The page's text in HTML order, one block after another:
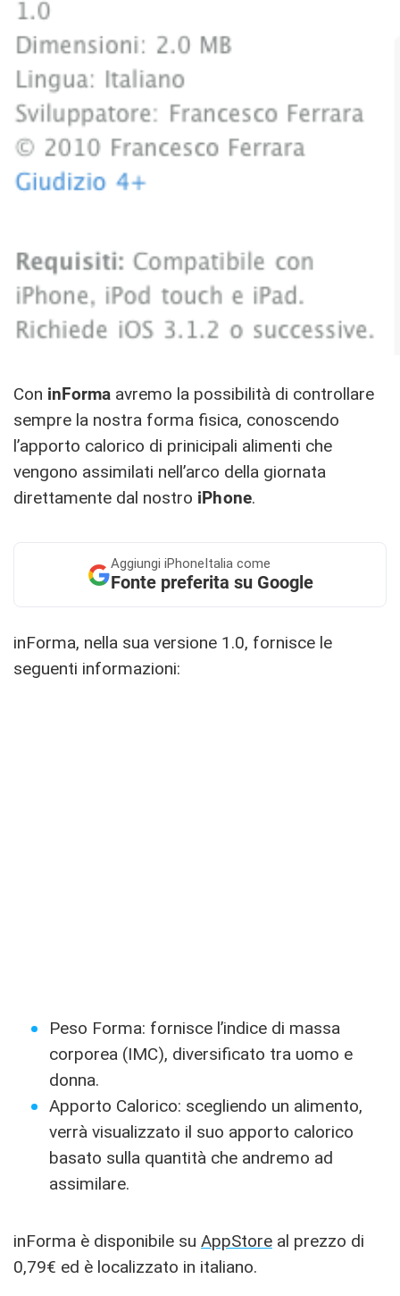
Con inForma avremo la possibilità di controllare
sempre la nostra forma fisica, conoscendo
l’apporto calorico di prinicipali alimenti che
vengono assimilati nell’arco della giornata
direttamente dal nostro iPhone.
Aggiungi iPhoneItalia come
Fonte preferita su Google
inForma, nella sua versione 1.0, fornisce le
seguenti informazioni:
Peso Forma: fornisce l’indice di massa
corporea (IMC), diversificato tra uomo e
donna.
Apporto Calorico: scegliendo un alimento,
verrà visualizzato il suo apporto calorico
basato sulla quantità che andremo ad
assimilare.
inForma è disponibile su AppStore al prezzo di
0,79€ ed è localizzato in italiano.